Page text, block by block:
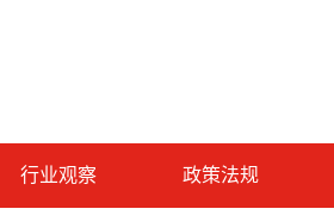
行业观察 政策法规